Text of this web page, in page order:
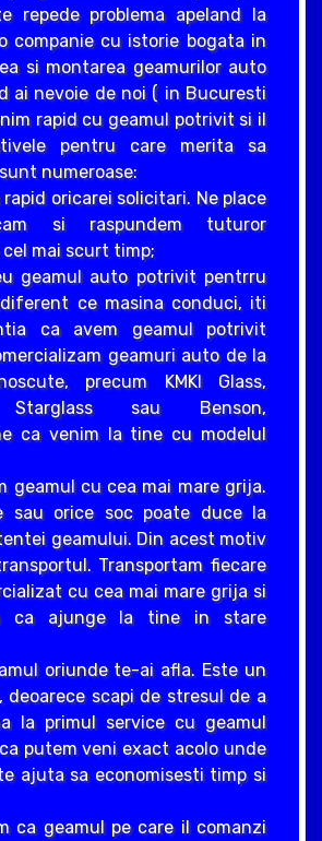
repede problema apeland la
companie cu istorie bogata in
si montarea geamurilor auto
ai nevoie de noi ( in Bucuresti
rapid cu geamul potrivit si il
pentru care merita sa
numeroase:
oricarei solicitari. Ne place
si raspundem tuturor
mai scurt timp;
geamul auto potrivit pentrru
ce masina conduci, iti
ca avem geamul potrivit
geamuri auto de la
precum KMKI Glass,
Starglass sau Benson,
ca venim la tine cu modelul
geamul cu cea mai mare grija.
sau orice soc poate duce la
geamului. Din acest motiv
Transportam fiecare
cu cea mai mare grija si
ca ajunge la tine in stare
oriunde te-ai afla. Este un
deoarece scapi de stresul de a
la primul service cu geamul
putem veni exact acolo unde
ajuta sa economisesti timp si
ca geamul pe care il comanzi